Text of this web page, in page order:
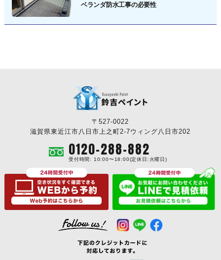
ベランダ防水工事の必要性
〒527-0022
滋賀県東近江市八日市上之町2-7ウィング八日市202
0120-288-882
受付時間: 10:00〜18:00(定休日:火曜日)